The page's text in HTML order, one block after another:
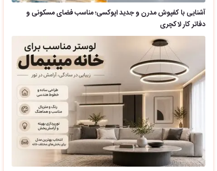
آشنایی با کفپوش مدرن و جدید اپوکسی؛ مناسب فضای مسکونی و
دفاتر کار لاکچری